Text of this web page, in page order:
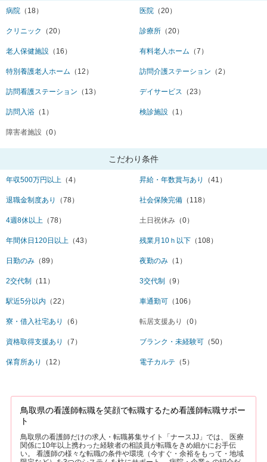
病院 （18） 医院 （20）
クリニック （20） 診療所 （20）
老人保健施設 （16） 有料老人ホーム （7）
特別養護老人ホーム （12） 訪問介護ステーション （2）
訪問看護ステーション （13） デイサービス （23）
訪問入浴 （1） 検診施設 （1）
障害者施設 （0）
こだわり条件
年収500万円以上 （4） 昇給・年数賞与あり （41）
退職金制度あり （78） 社会保険完備 （118）
4週8休以上 （78） 土日祝休み （0）
年間休日120日以上 （43） 残業月10ｈ以下 （108）
日勤のみ （89） 夜勤のみ （1）
2交代制 （11） 3交代制 （9）
駅近5分以内 （22） 車通勤可 （106）
寮・借入社宅あり （6） 転居支援あり （0）
資格取得支援あり （7） ブランク・未経験可 （50）
保育所あり （12） 電子カルテ （5）
鳥取県の看護師転職を笑顔で転職するため看護師転職サポー
ト
鳥取県の看護師だけの求人・転職募集サイト「ナースJJ」では、 医療
関係に10年以上携わった経験者の相談員が転職をきめ細かにお手伝
い。 看護師の様々な転職の条件や環境（今すぐ・余裕をもって・地域